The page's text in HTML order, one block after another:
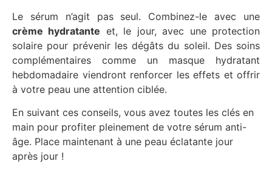
Le sérum n’agit pas seul. Combinez-le avec une
crème hydratante et, le jour, avec une protection
solaire pour prévenir les dégâts du soleil. Des soins
complémentaires comme un masque hydratant
hebdomadaire viendront renforcer les effets et offrir
à votre peau une attention ciblée.
En suivant ces conseils, vous avez toutes les clés en
main pour profiter pleinement de votre sérum anti-
âge. Place maintenant à une peau éclatante jour
après jour !